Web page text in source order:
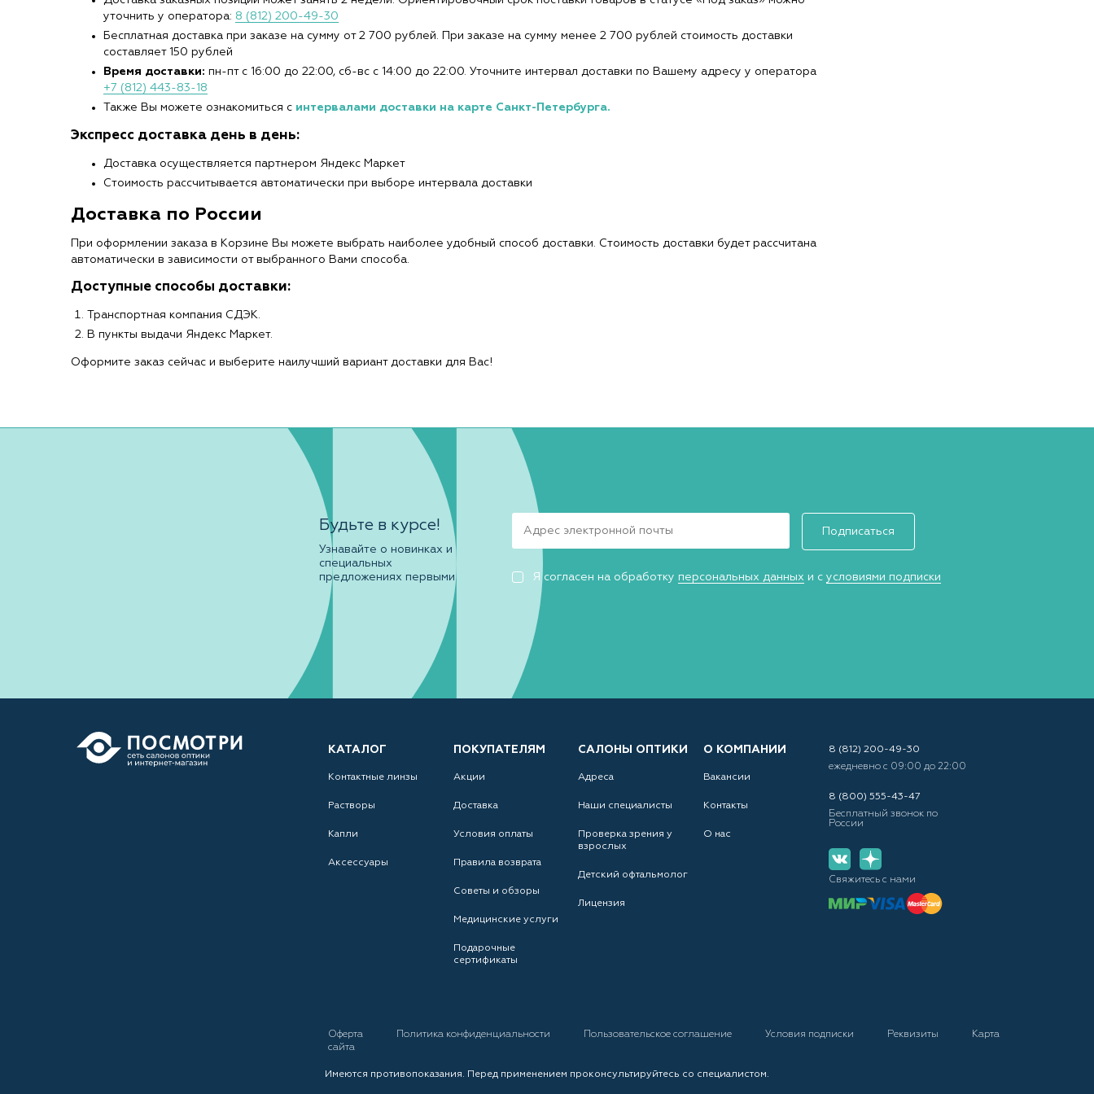
уточнить у оператора: 8 (812) 200-49-30
Бесплатная доставка при заказе на сумму от 2 700 рублей. При заказе на сумму менее 2 700 рублей стоимость доставки
составляет 150 рублей
Время доставки: пн-пт с 16:00 до 22:00, сб-вс с 14:00 до 22:00. Уточните интервал доставки по Вашему адресу у оператора
+7 (812) 443-83-18
Также Вы можете ознакомиться с интервалами доставки на карте Санкт-Петербурга.
Экспресс доставка день в день:
Доставка осуществляется партнером Яндекс Маркет
Стоимость рассчитывается автоматически при выборе интервала доставки
Доставка по России
При оформлении заказа в Корзине Вы можете выбрать наиболее удобный способ доставки. Стоимость доставки будет рассчитана
автоматически в зависимости от выбранного Вами способа.
Доступные способы доставки:
Транспортная компания СДЭК.
В пункты выдачи Яндекс Маркет.
Оформите заказ сейчас и выберите наилучший вариант доставки для Вас!
Будьте в курсе!
Узнавайте о новинках и
специальных
предложениях первыми
Подписаться
Я согласен на обработку персональных данных и с условиями подписки
КАТАЛОГ
Контактные линзы
Растворы
Капли
Аксессуары
ПОКУПАТЕЛЯМ
Акции
Доставка
Условия оплаты
Правила возврата
Советы и обзоры
Медицинские услуги
Подарочные
сертификаты
САЛОНЫ ОПТИКИ
Адреса
Наши специалисты
Проверка зрения у
взрослых
Детский офтальмолог
Лицензия
О КОМПАНИИ
Вакансии
Контакты
О нас
8 (812) 200-49-30
ежедневно с 09:00 до 22:00
8 (800) 555-43-47
Бесплатный звонок по
России
Свяжитесь с нами
Оферта Политика конфиденциальности Пользовательское соглашение Условия подписки Реквизиты
Карта
сайта
Имеются противопоказания. Перед применением проконсультируйтесь со специалистом.